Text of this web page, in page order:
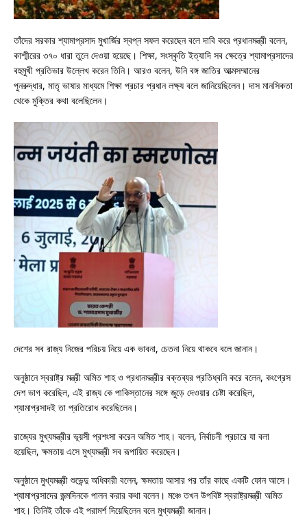
তাঁদের সরকার শ্যামাপ্রসাদ মুখার্জির স্বপ্ন সফল করেছেন বলে দাবি করে প্রধানমন্ত্রী বলেন,
কাশ্মীরের ৩৭০ ধারা তুলে দেওয়া হয়েছে। শিক্ষা, সংস্কৃতি ইত্যাদি সব ক্ষেত্রে শ্যামাপ্রসাদের
বহুমুখী প্রতিভার উল্লেখ করেন তিনি। আরও বলেন, উনি বঙ্গ জাতির আত্মসম্মানের
পুনরুদ্ধার, মাতৃ ভাষার মাধ্যমে শিক্ষা প্রচার প্রধান লক্ষ্য বলে জানিয়েছিলেন। দাস মানসিকতা
থেকে মুক্তির কথা বলেছিলেন।
দেশের সব রাজ্য নিজের পরিচয় নিয়ে এক ভাবনা, চেতনা নিয়ে থাকবে বলে জানান।
অনুষ্ঠানে স্বরাষ্ট্র মন্ত্রী অমিত শাহ ও প্রধানমন্ত্রীর বক্তব্যর প্রতিধ্বনি করে বলেন, কংগ্রেস
দেশ ভাগ করেছিল, এই রাজ্য কে পাকিস্তানের সঙ্গে জুড়ে দেওয়ার চেষ্টা করেছিল,
শ্যামাপ্রসাদই তা প্রতিরোধ করেছিলেন।
রাজ্যের মুখ্যমন্ত্রীর ভূয়সী প্রশংসা করেন অমিত শাহ। বলেন, নির্বাচনী প্রচারে যা বলা
হয়েছিল, ক্ষমতায় এসে মুখ্যমন্ত্রী সব রূপায়িত করেছেন।
অনুষ্ঠানে মুখ্যমন্ত্রী শুভেন্দু অধিকারী বলেন, ক্ষমতায় আসার পর তাঁর কাছে একটি ফোন আসে।
শ্যামাপ্রসাদের জন্মদিনকে পালন করার কথা বলেন। মঞ্চে তখন উপবিষ্ট স্বরাষ্ট্রমন্ত্রী অমিত
শাহ। তিনিই তাঁকে এই পরামর্শ দিয়েছিলেন বলে মুখ্যমন্ত্রী জানান।